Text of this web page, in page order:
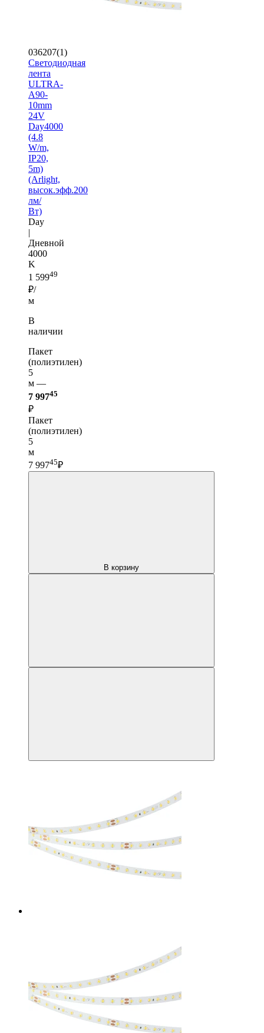
036207(1)
Светодиодная
лента
ULTRA-
A90-
10mm
24V
Day4000
(4.8
W/m,
IP20,
5m)
(Arlight,
высок.эфф.200
лм/
Вт)
Day
|
Дневной
4000
K
1 59949
₽/
м
В
наличии
Пакет
(полиэтилен)
5
м —
7 99745
₽
Пакет
(полиэтилен)
5
м
7 99745₽
В корзину